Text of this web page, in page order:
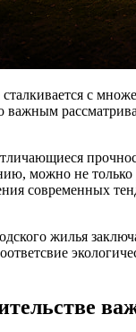
сталкивается с
важным
можно не
современных
жилья